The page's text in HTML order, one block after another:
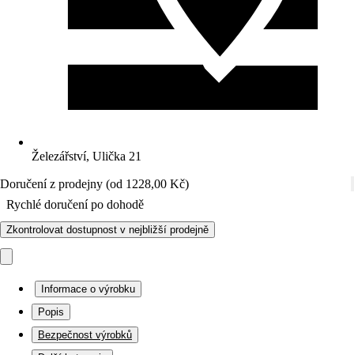
Železářství, Ulička 21
Doručení z prodejny (od 1228,00 Kč)
Rychlé doručení po dohodě
Zkontrolovat dostupnost v nejbližší prodejně
Informace o výrobku
Popis
Bezpečnost výrobků